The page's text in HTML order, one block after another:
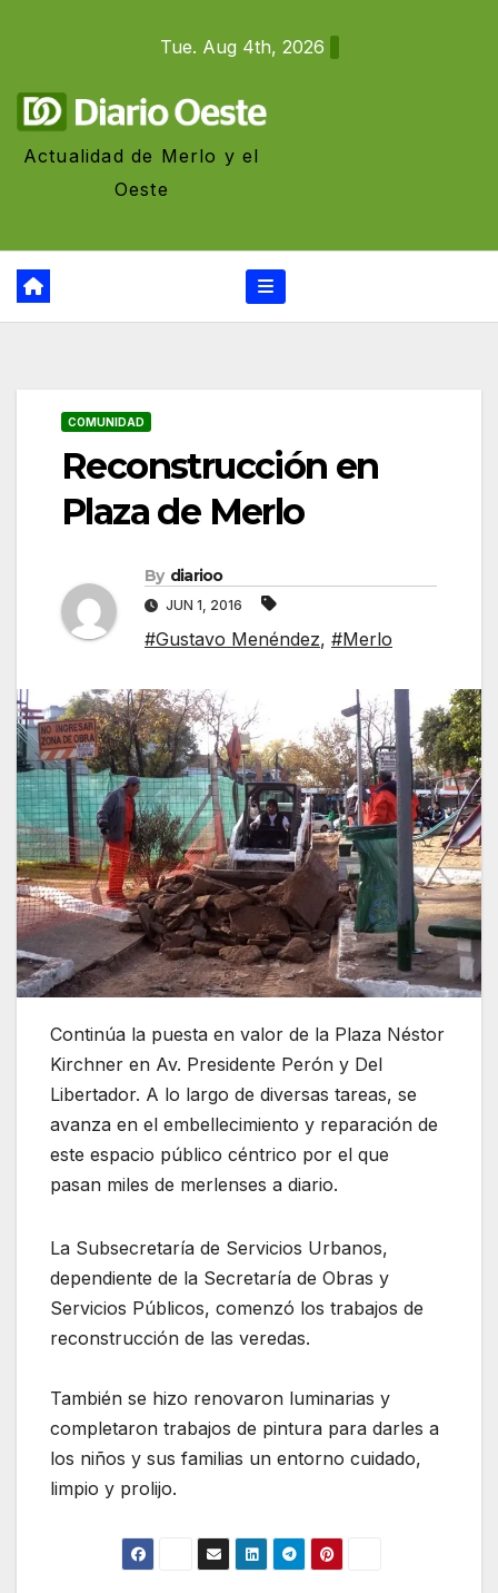
Tue. Aug 4th, 2026
Actualidad de Merlo y el
Oeste
COMUNIDAD
Reconstrucción en
Plaza de Merlo
By diarioo
JUN 1, 2016
#Gustavo Menéndez, #Merlo
Continúa la puesta en valor de la Plaza Néstor
Kirchner en Av. Presidente Perón y Del
Libertador. A lo largo de diversas tareas, se
avanza en el embellecimiento y reparación de
este espacio público céntrico por el que
pasan miles de merlenses a diario.
La Subsecretaría de Servicios Urbanos,
dependiente de la Secretaría de Obras y
Servicios Públicos, comenzó los trabajos de
reconstrucción de las veredas.
También se hizo renovaron luminarias y
completaron trabajos de pintura para darles a
los niños y sus familias un entorno cuidado,
limpio y prolijo.